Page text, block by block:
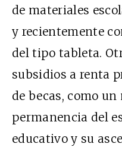
de materiales
y recientemente
del tipo tableta.
subsidios a renta
de becas, como
permanencia del
educativo y su